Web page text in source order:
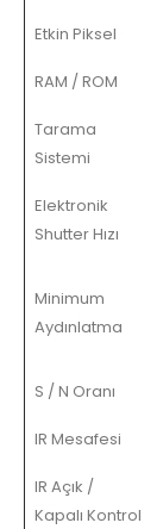
Etkin Piksel
RAM / ROM
Tarama
Sistemi
Elektronik
Shutter Hızı
Minimum
Aydınlatma
S / N Oranı
IR Mesafesi
IR Açık /
Kapalı Kontrol